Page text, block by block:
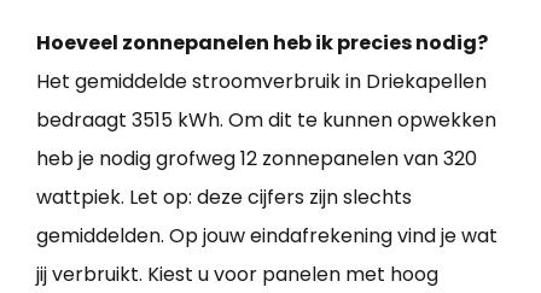
Hoeveel zonnepanelen heb ik precies nodig?
Het gemiddelde stroomverbruik in Driekapellen
bedraagt 3515 kWh. Om dit te kunnen opwekken
heb je nodig grofweg 12 zonnepanelen van 320
wattpiek. Let op: deze cijfers zijn slechts
gemiddelden. Op jouw eindafrekening vind je wat
jij verbruikt. Kiest u voor panelen met hoog